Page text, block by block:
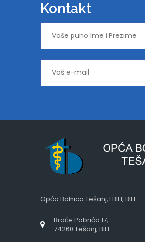
Kontakt
Opća Bolnica Tešanj, FBIH, BIH
Braće Pobrića 17,
74260 Tešanj, BiH